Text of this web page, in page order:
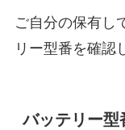
ご自分の保有し
リー型番を確認
バッテリー型